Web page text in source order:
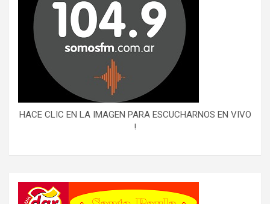
HACE CLIC EN LA IMAGEN PARA ESCUCHARNOS EN VIVO
!